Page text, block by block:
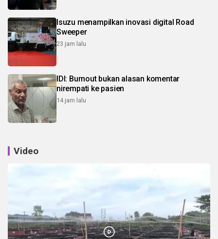
Isuzu menampilkan inovasi digital Road
Sweeper
23 jam lalu
IDI: Burnout bukan alasan komentar
nirempati ke pasien
14 jam lalu
Video